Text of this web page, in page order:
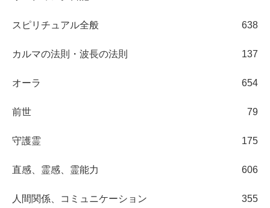
スピリチュアル全般 638
カルマの法則・波長の法則 137
オーラ 654
前世 79
守護霊 175
直感、霊感、霊能力 606
人間関係、コミュニケーション 355